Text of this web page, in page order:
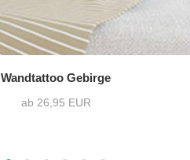
Wandtattoo Gebirge
ab 26,95 EUR